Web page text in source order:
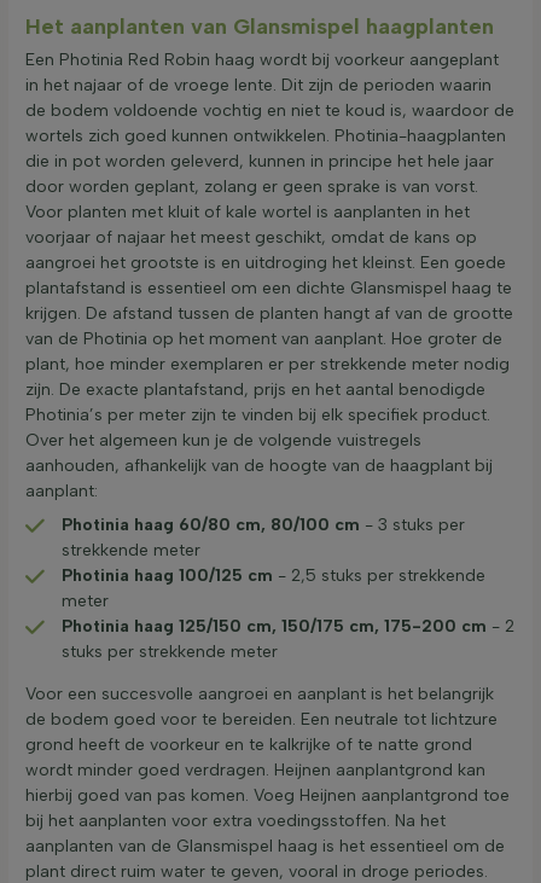
Het aanplanten van Glansmispel haagplanten
Een Photinia Red Robin haag wordt bij voorkeur aangeplant
in het najaar of de vroege lente. Dit zijn de perioden waarin
de bodem voldoende vochtig en niet te koud is, waardoor de
wortels zich goed kunnen ontwikkelen. Photinia-haagplanten
die in pot worden geleverd, kunnen in principe het hele jaar
door worden geplant, zolang er geen sprake is van vorst.
Voor planten met kluit of kale wortel is aanplanten in het
voorjaar of najaar het meest geschikt, omdat de kans op
aangroei het grootste is en uitdroging het kleinst. Een goede
plantafstand is essentieel om een dichte Glansmispel haag te
krijgen. De afstand tussen de planten hangt af van de grootte
van de Photinia op het moment van aanplant. Hoe groter de
plant, hoe minder exemplaren er per strekkende meter nodig
zijn. De exacte plantafstand, prijs en het aantal benodigde
Photinia’s per meter zijn te vinden bij elk specifiek product.
Over het algemeen kun je de volgende vuistregels
aanhouden, afhankelijk van de hoogte van de haagplant bij
aanplant:
Photinia haag 60/80 cm, 80/100 cm - 3 stuks per
strekkende meter
Photinia haag 100/125 cm - 2,5 stuks per strekkende
meter
Photinia haag 125/150 cm, 150/175 cm, 175-200 cm - 2
stuks per strekkende meter
Voor een succesvolle aangroei en aanplant is het belangrijk
de bodem goed voor te bereiden. Een neutrale tot lichtzure
grond heeft de voorkeur en te kalkrijke of te natte grond
wordt minder goed verdragen. Heijnen aanplantgrond kan
hierbij goed van pas komen. Voeg Heijnen aanplantgrond toe
bij het aanplanten voor extra voedingsstoffen. Na het
aanplanten van de Glansmispel haag is het essentieel om de
plant direct ruim water te geven, vooral in droge periodes.